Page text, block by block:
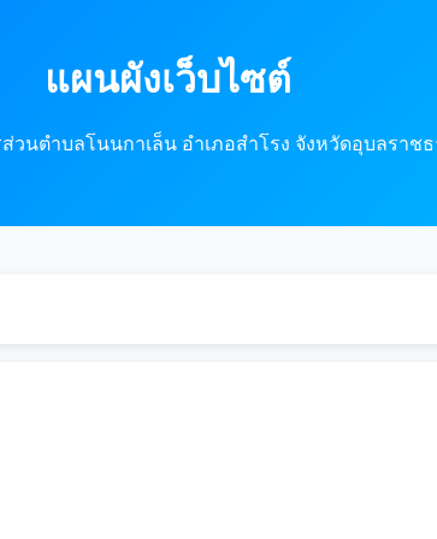
แผนผังเว็บไซต์
วนตำบลโนนกาเล็น อำเภอสำโรง จังหวัดอุบลราช